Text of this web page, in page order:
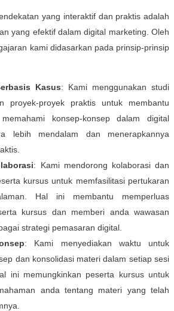
yang interaktif dan praktis adalah
yang efektif dalam digital marketing. Oleh
kami didasarkan pada prinsip-prinsip
Kasus: Kami menggunakan studi
proyek-proyek praktis untuk membantu
konsep-konsep dalam digital
lebih mendalam dan menerapkannya
: Kami mendorong kolaborasi dan
kursus untuk memfasilitasi pertukaran
Hal ini membantu memperluas
kursus dan memberi anda wawasan
strategi pemasaran digital.
: Kami menyediakan waktu untuk
dan konsolidasi materi dalam setiap sesi
ini memungkinkan peserta kursus untuk
anda tentang materi yang telah